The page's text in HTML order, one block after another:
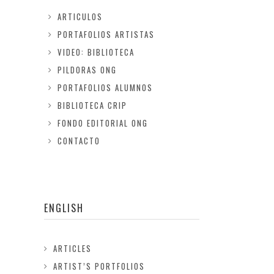
ARTICULOS
PORTAFOLIOS ARTISTAS
VIDEO: BIBLIOTECA
PILDORAS ONG
PORTAFOLIOS ALUMNOS
BIBLIOTECA CRIP
FONDO EDITORIAL ONG
CONTACTO
ENGLISH
ARTICLES
ARTIST’S PORTFOLIOS